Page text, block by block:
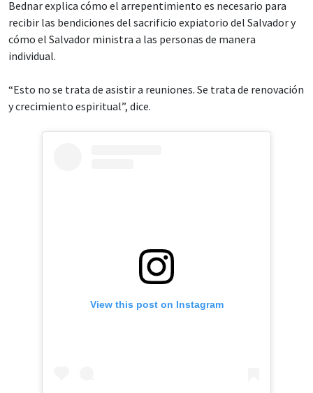
Bednar explica cómo el arrepentimiento es necesario para
recibir las bendiciones del sacrificio expiatorio del Salvador y
cómo el Salvador ministra a las personas de manera
individual.
“Esto no se trata de asistir a reuniones. Se trata de renovación
y crecimiento espiritual”, dice.
View this post on Instagram